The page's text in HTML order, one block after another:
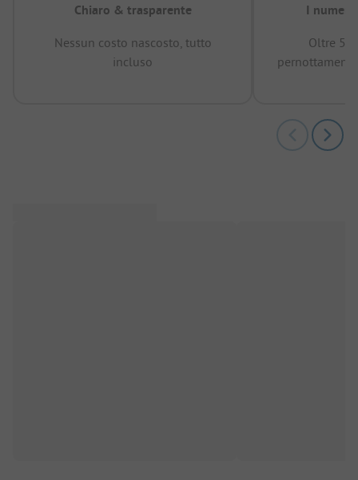
Chiaro & trasparente
Nessun costo nascosto, tutto
incluso
I numeri
Oltre